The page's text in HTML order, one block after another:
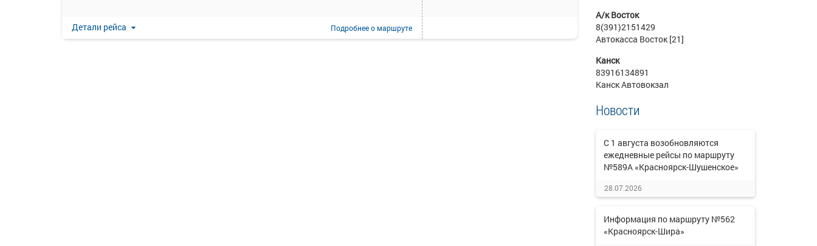
Детали рейса Подробнеео маршруте
А/к Восток
8(391)2151429
Автокасса Восток [21]
Канск
83916134891
Канск Автовокзал
Новости
С 1 августа возобновляются
ежедневные рейсы по маршруту
№589А «Красноярск-Шушенское»
28.07.2026
Информация по маршруту №562
«Красноярск-Шира»